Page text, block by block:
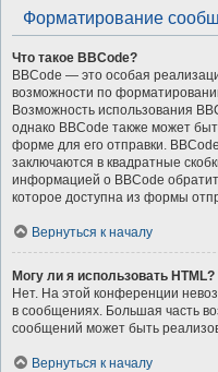
Форматирование
Что такое BBCode?
BBCode — это особая
возможности по
Возможность использования
однако BBCode также может
форме для его отправки.
заключаются в квадратные
информацией о BBCode
которое доступна из формы
Вернуться к началу
Могу ли я использовать HTML?
Нет. На этой конференции
в сообщениях. Большая часть
сообщений может быть
Вернуться к началу